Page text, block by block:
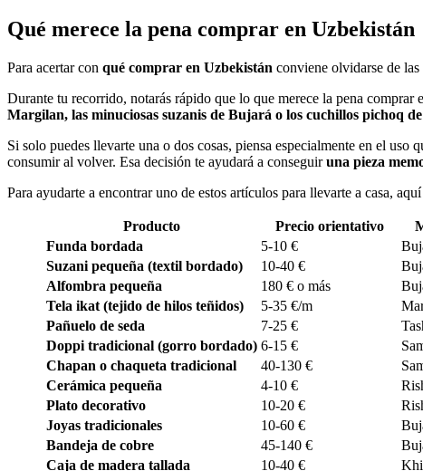
Qué merece la pena comprar en Uzbekistán
Para acertar con qué comprar en Uzbekistán conviene olvidarse de
Durante tu recorrido, notarás rápido que lo que merece la pena comprar
Margilan, las minuciosas suzanis de Bujará o los cuchillos pichoq
Si solo puedes llevarte una o dos cosas, piensa especialmente en el
consumir al volver. Esa decisión te ayudará a conseguiruna pieza
Para ayudarte a encontrar uno de estos artículos para llevarte a casa,
Producto Precio orientativo
Funda bordada
5-10 €
Suzani pequeña (textil bordado)
10-40 €
Alfombra pequeña
180 € o más
Tela ikat (tejido de hilos teñidos)
5-35 €/m
Pañuelo de seda
7-25 €
Doppi tradicional (gorro bordado) 6-15 €
Chapan o chaqueta tradicional
40-130 €
Cerámica pequeña
4-10 €
Plato decorativo
10-20 €
Joyas tradicionales
10-60 €
Bandeja de cobre
45-140 €
Caja de madera tallada
10-40 €